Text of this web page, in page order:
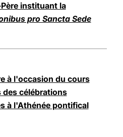
instituant la
pro Sancta Sede
à l'occasion du cours
des célébrations
à l'Athénée pontifical